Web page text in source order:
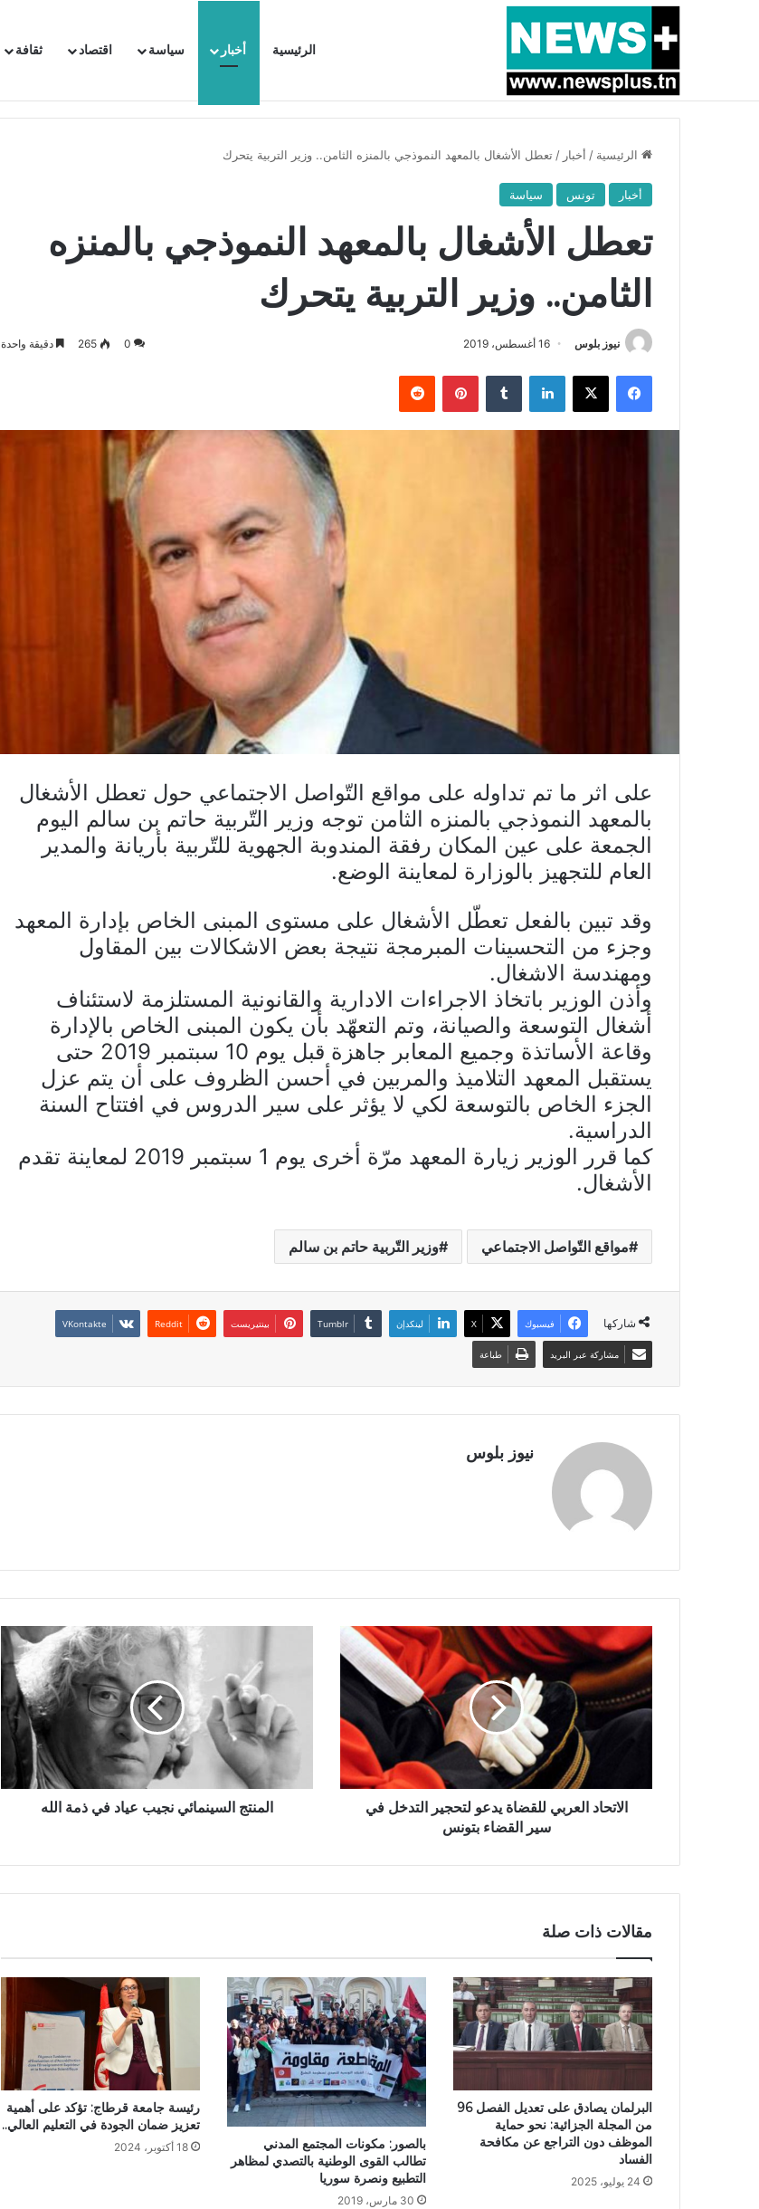
الرئيسية أخبار سياسة اقتصاد ثقافة
أخبار عاجلة بسبب المرزوقي وبتكليف من سعيّد: الخارجية تستدعي السفيرة الفرنسية بتونس وتبلغها احتجاجا شديد اللهجة !!
الرئيسية / أخبار / تعطل الأشغال بالمعهد النموذجي بالمنزه الثامن.. وزير التربية يتحرك
أخبار تونس سياسة
تعطل الأشغال بالمعهد النموذجي بالمنزه
الثامن.. وزير التربية يتحرك
نيوز بلوس 16 أغسطس، 2019 0
265 دقيقة واحدة
فيسبوك X لينكدإن بينتيريست
على اثر ما تم تداوله على مواقع التّواصل الاجتماعي حول تعطل الأشغال
بالمعهد النموذجي بالمنزه الثامن توجه وزير التّربية حاتم بن سالم اليوم
الجمعة على عين المكان رفقة المندوبة الجهوية للتّربية بأريانة والمدير
العام للتجهيز بالوزارة لمعاينة الوضع.
وقد تبين بالفعل تعطّل الأشغال على مستوى المبنى الخاص بإدارة المعهد
وجزء من التحسينات المبرمجة نتيجة بعض الاشكالات بين المقاول
ومهندسة الاشغال.
وأذن الوزير باتخاذ الاجراءات الادارية والقانونية المستلزمة لاستئناف
أشغال التوسعة والصيانة، وتم التعهّد بأن يكون المبنى الخاص بالإدارة
وقاعة الأساتذة وجميع المعابر جاهزة قبل يوم 10 سبتمبر 2019 حتى
يستقبل المعهد التلاميذ والمربين في أحسن الظروف على أن يتم عزل
الجزء الخاص بالتوسعة لكي لا يؤثر على سير الدروس في افتتاح السنة
الدراسية.
كما قرر الوزير زيارة المعهد مرّة أخرى يوم 1 سبتمبر 2019 لمعاينة تقدم
الأشغال.
مواقع التّواصل الاجتماعي وزير التّربية حاتم بن سالم
شاركها فيسبوك X لينكدإن بينتيريست
مشاركة عبر البريد طباعة
نيوز بلوس
الاتحاد العربي للقضاة يدعو لتحجير التدخل في
سير القضاء بتونس
المنتج السينمائي نجيب عياد في ذمة الله
مقالات ذات صلة
البرلمان يصادق على تعديل الفصل 96
من المجلة الجزائية: نحو حماية
الموظف دون التراجع عن مكافحة
الفساد
24 يوليو، 2025
بالصور: مكونات المجتمع المدني
تطالب القوى الوطنية بالتصدي لمظاهر
التطبيع ونصرة سوريا
30 مارس، 2019
رئيسة جامعة قرطاج: تؤكد على أهمية
تعزيز ضمان الجودة في التعليم العالي..
18 أكتوبر، 2024